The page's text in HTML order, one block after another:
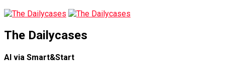
The Dailycases
Al via Smart&Start